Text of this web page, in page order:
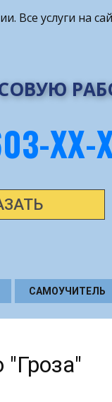
Все услуги на
ХХ-
САМОУЧИТЕЛЬ
"Гроза"